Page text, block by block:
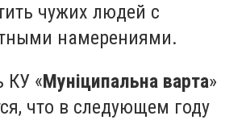
чужих людей с
намерениями.
КУ «Муніципальна варта»
что в следующем году